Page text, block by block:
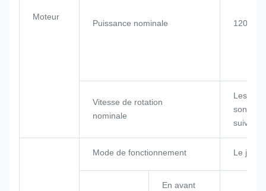
Moteur
Puissance nominale 120 kW
Vitesse de rotation
nominale
Les
sont les
suivants
Mode de fonctionnement Le
En avant